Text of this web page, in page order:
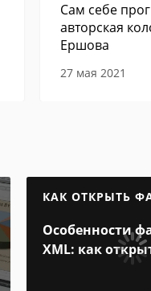
Сам себе
авторская
Ершова
27 мая 2021
КАК ОТКРЫТЬ
Особенности
XML: как
и на